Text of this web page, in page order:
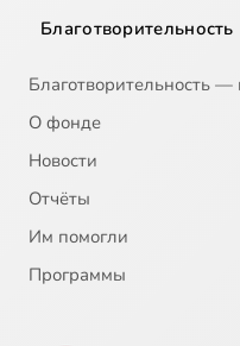
Благотворительность
Благотворительность
О фонде
Новости
Отчёты
Им помогли
Программы